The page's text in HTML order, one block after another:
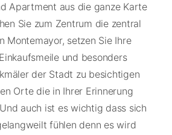
Apartment aus die ganze Karte
Sie zum Zentrum die zentral
Montemayor, setzen Sie Ihre
und besonders
der Stadt zu besichtigen
Orte die in Ihrer Erinnerung
auch ist es wichtig dass sich
fühlen denn es wird